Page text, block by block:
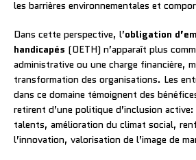
les barrières environnementales et
Dans cette perspective, l’obligation
handicapés (OETH) n’apparaît plus
administrative ou une charge financière,
transformation des organisations. Les
dans ce domaine témoignent des
retirent d’une politique d’inclusion
talents, amélioration du climat social,
l’innovation, valorisation de l’image de